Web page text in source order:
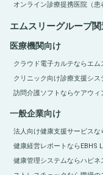
オンライン診療提携医院（患
エムスリーグループ関
医療機関向け
クラウド電子カルテならエム
クリニック向け診療支援シ
訪問介護ソフトならケアウィ
一般企業向け
法人向け健康支援サービス
健康経営レポートならEBHS
健康管理システムならハピネ